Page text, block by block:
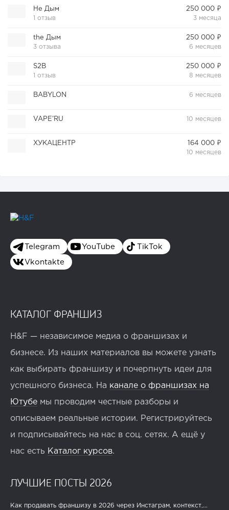
Не Дым
1 отзыв
250 000 ₽
3 месяца
the Дым
3 отзыва
250 000 ₽
6 месяцев
S2B
1 отзыв
250 000 ₽
8 месяцев
BABYLON 6 месяцев
VAPE’RU 10 месяцев
ХУКАЦЕНТР
164 000 ₽
10 месяцев
Telegram YouTube TikTok
Vkontakte
КАТАЛОГ ФРАНШИЗ
H&F — независимое медиа о франшизах и
бизнесе. Из наших материалов вы можете узнать
как выбирать франшизу и почерпнуть идеи для
успешного бизнеса. На канале о франшизах на
Ютубе мы проводим честные разборы и
описываем реальные истории. Регистрируйтесь
и подписывайтесь на нас в соц. сетях. А ещё у
нас есть Каталог курсов.
ЛУЧШИЕ ПОСТЫ 2026
Как продавать франшизу в 2026 через Инстаграм, контекст,...